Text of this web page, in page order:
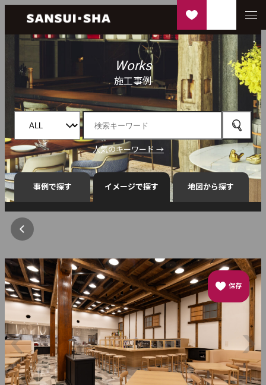
Works
施工事例
人気のキーワード →
事例で探す イメージで探す 地図から探す
保存